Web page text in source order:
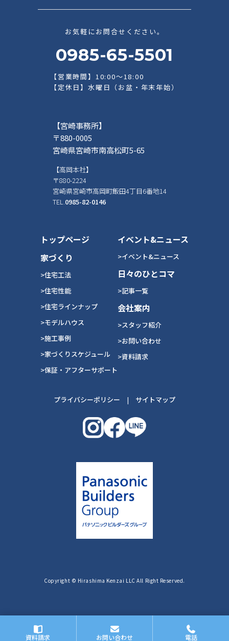
お気軽にお問合せください。
0985-65-5501
【営業時間】10:00～18:00
【定休日】水曜日（お盆・年末年始）
【宮崎事務所】
〒880-0005
宮崎県宮崎市南高松町5-65
【高岡本社】
〒880-2224
宮崎県宮崎市高岡町飯田4丁目6番地14
TEL. 0985-82-0146
トップページ
家づくり
>住宅工法
>住宅性能
>住宅ラインナップ
>モデルハウス
>施工事例
>家づくりスケジュール
>保証・アフターサポート
イベント&ニュース
>イベント&ニュース
日々のひとコマ
>記事一覧
会社案内
>スタッフ紹介
>お問い合わせ
>資料請求
プライバシーポリシー | サイトマップ
Copyright © Hirashima Kenzai LLC All Right Reserved.
資料請求 お問い合わせ 電話